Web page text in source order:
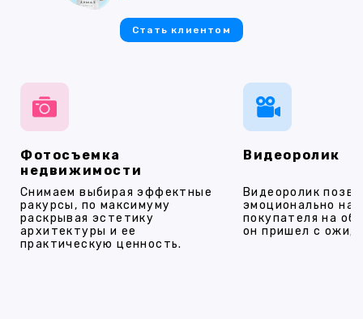
Фотосъемка
недвижимости
Снимаем выбирая эффектные
ракурсы, по максимуму
раскрывая эстетику
архитектуры и ее
практическую ценность.
Видеоролик
Видеоролик
эмоционально
покупателя на
он пришел с
Стать клиентом